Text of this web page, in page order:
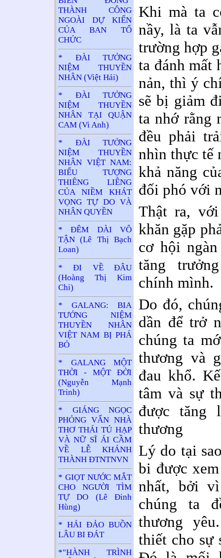
THÀNH CÔNG
NGOÀI DỰ KIẾN
CỦA BAN TỔ
CHỨC
* ĐÀI TƯỞNG
NIỆM THUYỀN
NHÂN (Việt Hải)
* ĐÀI TƯỞNG
NIỆM THUYỀN
NHÂN TẠI QUẬN
CAM (Vi Anh)
* ĐÀI TƯỞNG
NIỆM THUYỀN
NHÂN VIỆT NAM:
BIỂU TƯỢNG
THIÊNG LIÊNG
CỦA NIỀM KHÁT
VỌNG TỰ DO VÀ
NHÂN QUYỀN
* ĐÊM DÀI VÔ
TẬN (Lê Thị Bạch
Loan)
* ĐI VỀ ĐÂU
(Hoàng Thị Kim
Chi)
* GALANG: BIA
TƯỞNG NIỆM
THUYỀN NHÂN
VIỆT NAM BỊ PHÁ
BỎ
* GALANG MỘT
THỜI - MỘT ĐỜI
(Nguyễn Mạnh
Trinh)
* GIÁNG NGỌC
PHỎNG VẤN NHÀ
THƠ THÁI TÚ HẠP
VÀ NỮ SĨ ÁI CẦM
VỀ LỄ KHÁNH
THÀNH ĐTNTNVN
* GIỌT NƯỚC MẮT
CHO NGƯỜI TÌM
TỰ DO (Lê Đinh
Hùng)
* HẢI ĐẢO BUỒN
LÂU BI ĐÁT
*"HÀNH TRÌNH
Khi mà ta
nầy, là ta
trường hợp
ta đánh mất
nản, thì ý
sẽ bị giảm
ta nhớ rằng
đều phải
nhìn thực tế
khả năng
đối phó với
Thật ra,
khăn gặp
cơ hội
tăng
chính mình.
Do đó,
dần để trở
chúng ta
thương và
đau khổ.
tâm và sự
được tăng
thương
Lý do tại
bi được
nhất, bởi
chúng ta
thương
thiết cho sự